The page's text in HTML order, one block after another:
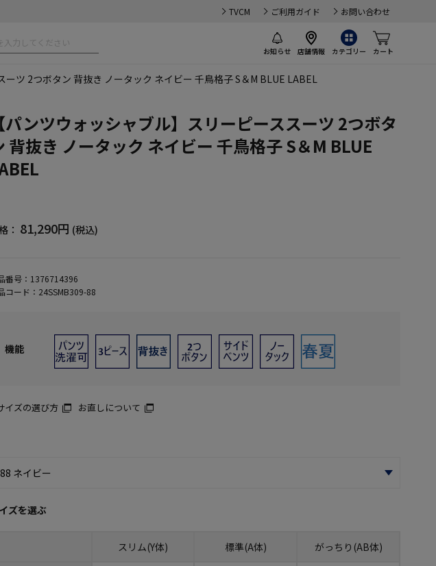
TVCM ご利用ガイド お問い合わせ
お知らせ 店舗情報 カテゴリー カート
ーツ 2つボタン 背抜き ノータック ネイビー 千鳥格子 S＆M BLUE LABEL
【パンツウォッシャブル】スリーピーススーツ 2つボタ
背抜き ノータック ネイビー 千鳥格子 S＆M BLUE
： 81,290円 (税込)
番号： 1376714396
コード： 24SSMB309-88
機能
イズの選び方 お直しについて
ズを選ぶ
スリム(Y体) 標準(A体) がっちり(AB体)